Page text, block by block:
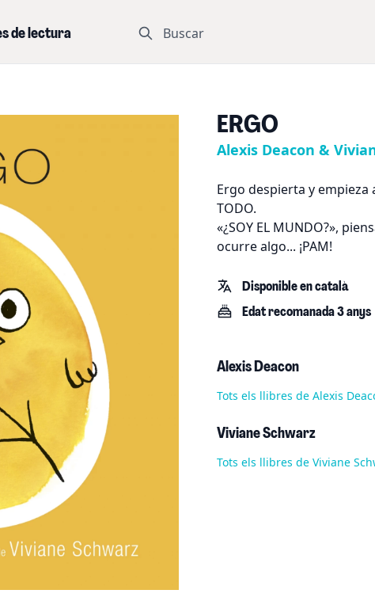
de lectura Buscar
ERGO
Alexis Deacon &
Ergo despierta y
TODO.
«¿SOY EL MUNDO?»,
ocurre algo... ¡PAM!
Disponible en català
Edat recomanada 3 anys
Alexis Deacon
Tots els llibres de Alexis
Viviane Schwarz
Tots els llibres de Viviane